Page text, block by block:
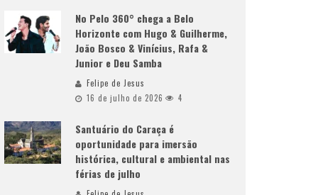
No Pelo 360° chega a Belo
Horizonte com Hugo & Guilherme,
João Bosco & Vinícius, Rafa &
Junior e Deu Samba
Felipe de Jesus
16 de julho de 2026
4
Santuário do Caraça é
oportunidade para imersão
histórica, cultural e ambiental nas
férias de julho